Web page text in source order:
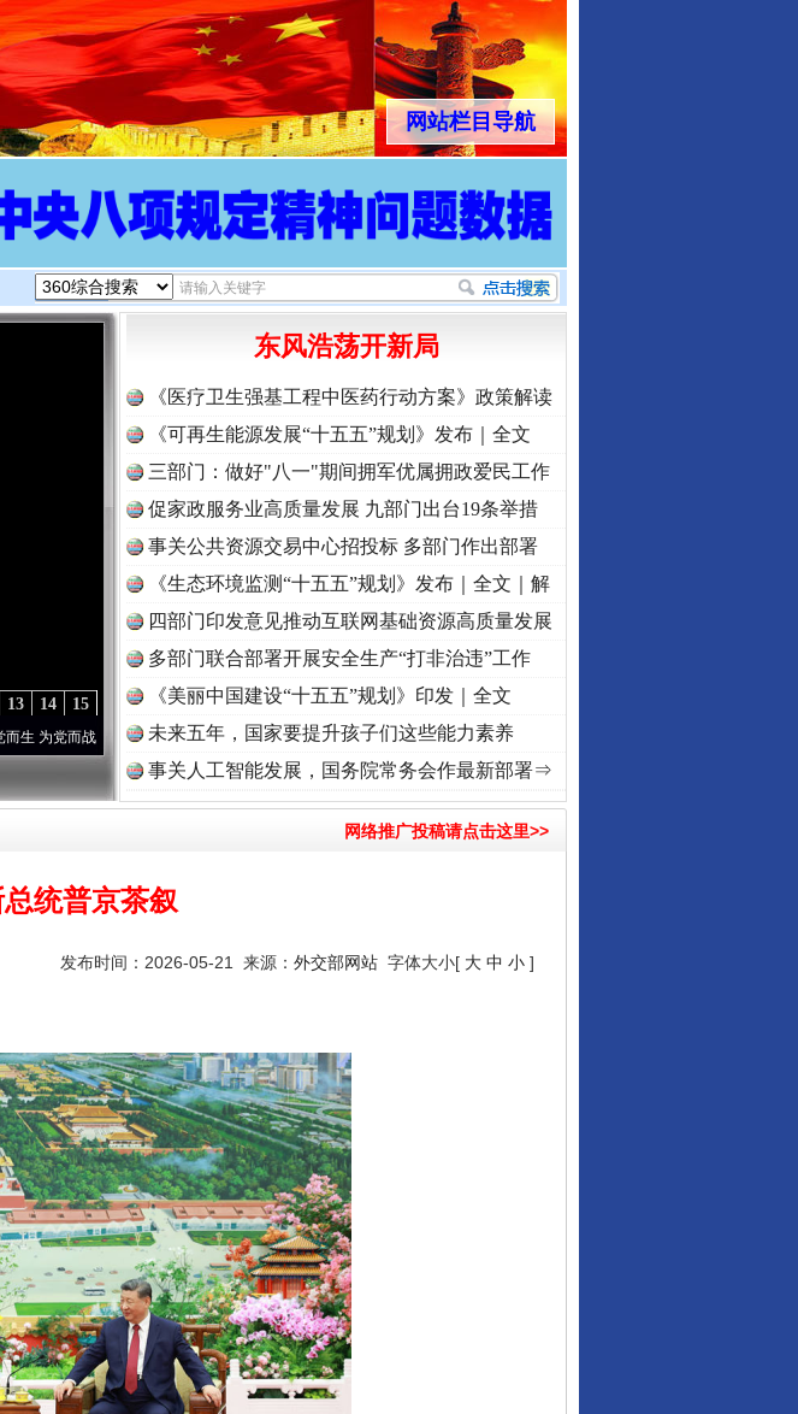
网站栏目导航
15
14
13
而战——百年“纪”事⑧加强纪律..·[视频]牢记初心使命 奋进复兴征程丨“转折之城”激荡..
东风浩荡开新局
《医疗卫生强基工程中医药行动方案》政策解读
《可再生能源发展“十五五”规划》发布｜全文
三部门：做好"八一"期间拥军优属拥政爱民工作
促家政服务业高质量发展 九部门出台19条举措
事关公共资源交易中心招投标 多部门作出部署
《生态环境监测“十五五”规划》发布｜全文｜解
读
四部门印发意见推动互联网基础资源高质量发展
多部门联合部署开展安全生产“打非治违”工作
《美丽中国建设“十五五”规划》印发｜全文
未来五年，国家要提升孩子们这些能力素养
事关人工智能发展，国务院常务会作最新部署⇒
网络推广投稿请点击这里>>
统普京茶叙
发布时间：2026-05-21 来源： 外交部网站 字体大小[ 大 中 小 ]